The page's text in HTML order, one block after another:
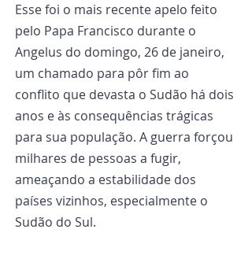
Esse foi o mais recente apelo feito
pelo Papa Francisco durante o
Angelus do domingo, 26 de janeiro,
um chamado para pôr fim ao
conflito que devasta o Sudão há dois
anos e às consequências trágicas
para sua população. A guerra forçou
milhares de pessoas a fugir,
ameaçando a estabilidade dos
países vizinhos, especialmente o
Sudão do Sul.